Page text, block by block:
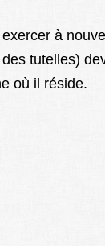
à
tutelles)
où il réside.